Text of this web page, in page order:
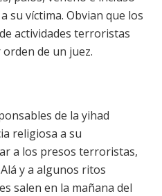
su víctima. Obvian que los
actividades terroristas
de un juez.
de la yihad
religiosa a su
a los presos terroristas,
y a algunos ritos
salen en la mañana del